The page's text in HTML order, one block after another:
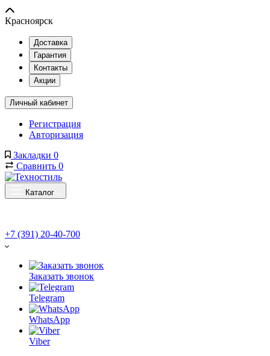
Красноярск
Доставка
Гарантия
Контакты
Акции
Личный кабинет
Регистрация
Авторизация
Закладки 0
Сравнить 0
Каталог
+7 (391) 20-40-700
Заказать звонок
Telegram
WhatsApp
Viber